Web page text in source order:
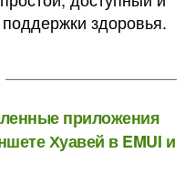
здоровья.
приложения
Хуавей в EMUI и